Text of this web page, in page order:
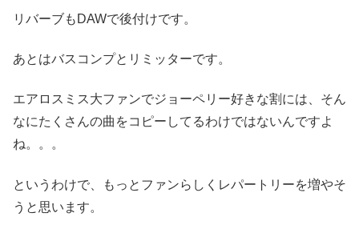
リバーブもDAWで後付けです。
あとはバスコンプとリミッターです。
エアロスミス大ファンでジョーペリー好きな割には、そん
なにたくさんの曲をコピーしてるわけではないんですよ
ね。。。
というわけで、もっとファンらしくレパートリーを増やそ
うと思います。